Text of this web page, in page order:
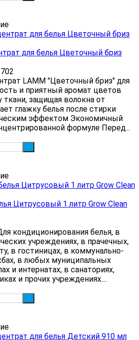
для белья Цветочный бриз
LAMM "Цветочный бриз" для
и приятный аромат цветов
ткани, защищая волокна от
глажку белья после стирки
эффектом Экономичный
формуле Перед...
Цитрусовый 1 литр Grow Clean
кондиционирования белья, в
учреждениях, в прачечных,
в гостиницах, в коммунально-
в любых муниципальных
и интернатах, в санаториях,
и прочих учреждениях....